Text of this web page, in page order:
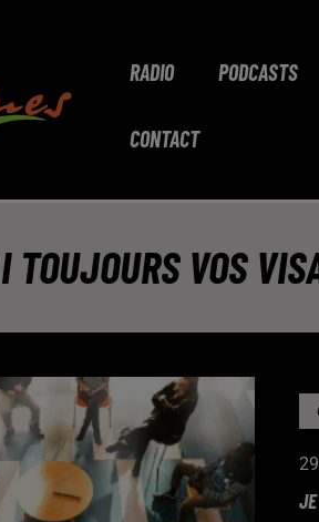
RADIO PODCASTS
CONTACT
VOS